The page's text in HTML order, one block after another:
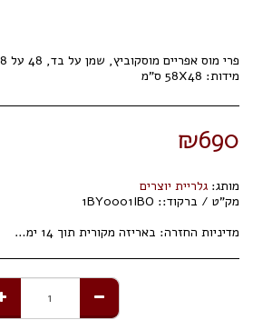
מידות: 58X48 ס"מ
₪690
מותג: גלריית יוצרים
מק"ט / ברקוד:: 1BY0001IBO
מדיניות החזרה: באריזה מקורית תוך 14 ימי עסקים.